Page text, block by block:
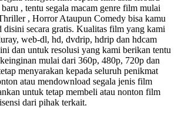
, tentu segala macam genre film mulai
, Horror Ataupun Comedy bisa kamu
disini secara gratis. Kualitas film yang kami
web-dl, hd, dvdrip, hdrip dan hdcam
dan untuk resolusi yang kami berikan tentu
mulai dari 360p, 480p, 720p dan
menyarakan kepada seluruh penikmat
atau mendownload segala jenis film
untuk tetap membeli atau nonton film
dari pihak terkait.